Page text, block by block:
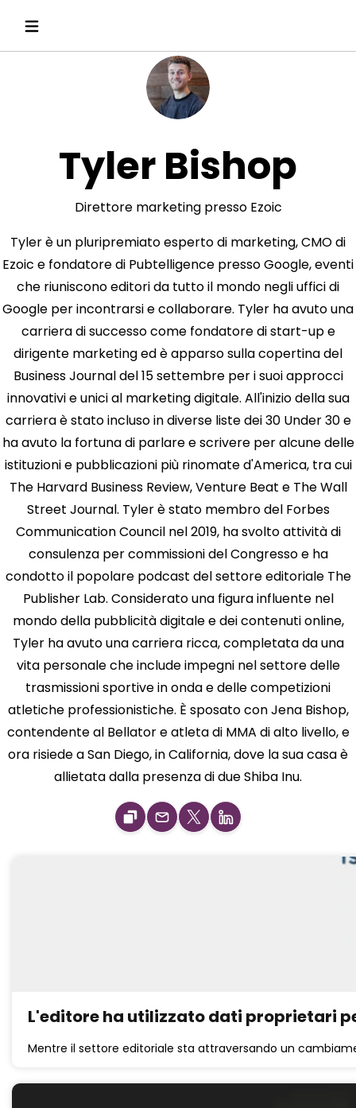
Tyler Bishop
Direttore marketing presso Ezoic
Tyler è un pluripremiato esperto di marketing, CMO di
Ezoic e fondatore di Pubtelligence presso Google, eventi
che riuniscono editori da tutto il mondo negli uffici di
Google per incontrarsi e collaborare. Tyler ha avuto una
carriera di successo come fondatore di start-up e
dirigente marketing ed è apparso sulla copertina del
Business Journal del 15 settembre per i suoi approcci
innovativi e unici al marketing digitale. All'inizio della sua
carriera è stato incluso in diverse liste dei 30 Under 30 e
ha avuto la fortuna di parlare e scrivere per alcune delle
istituzioni e pubblicazioni più rinomate d'America, tra cui
The Harvard Business Review, Venture Beat e The Wall
Street Journal. Tyler è stato membro del Forbes
Communication Council nel 2019, ha svolto attività di
consulenza per commissioni del Congresso e ha
condotto il popolare podcast del settore editoriale The
Publisher Lab. Considerato una figura influente nel
mondo della pubblicità digitale e dei contenuti online,
Tyler ha avuto una carriera ricca, completata da una
vita personale che include impegni nel settore delle
trasmissioni sportive in onda e delle competizioni
atletiche professionistiche. È sposato con Jena Bishop,
contendente al Bellator e atleta di MMA di alto livello, e
ora risiede a San Diego, in California, dove la sua casa è
allietata dalla presenza di due Shiba Inu.
L'editore ha utilizzato dati proprietari
Mentre il settore editoriale sta attraversando un